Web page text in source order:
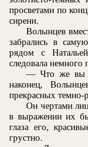
просветами по
сирени.
Волынцев
забрались в
рядом с
следовала немного
— Что же вы
наконец,
прекрасных темно-
Он чертами
в выражении их
глаза его,
грустно.